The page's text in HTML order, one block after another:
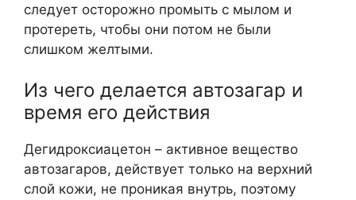
следует осторожно промыть с мылом и
протереть, чтобы они потом не были
слишком желтыми.
Из чего делается автозагар и
время его действия
Дегидроксиацетон – активное вещество
автозагаров, действует только на верхний
слой кожи, не проникая внутрь, поэтому